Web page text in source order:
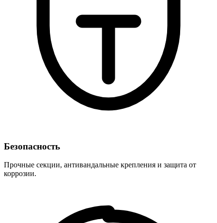
Безопасность
Прочные секции, антивандальные крепления и защита от
коррозии.